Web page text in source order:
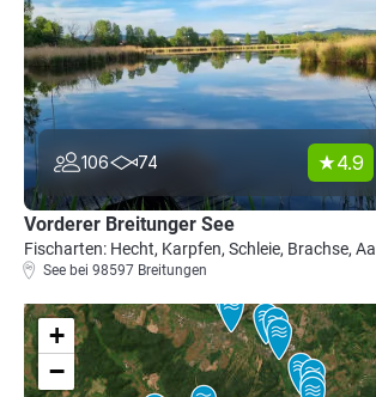
106 74 4.9
Vorderer Breitunger See
Fischarten: Hecht, Karpfen, Schleie, Brachse, Aal
See bei 98597 Breitungen
+
−